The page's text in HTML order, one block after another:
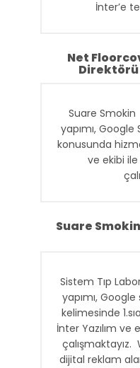
İnter’e
Net
Direktörü
Suare Smokin
yapımı,
konusunda
ve ekibi ile
Suare
Sistem Tıp
yapımı,
kelimesinde
İnter Yazılım ve
çalışmaktayız.
dijital reklam